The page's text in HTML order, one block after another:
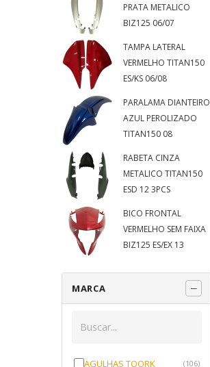
PRATA METALICO
BIZ125 06/07
TAMPA LATERAL
VERMELHO TITAN150
ES/KS 06/08
PARALAMA DIANTEIRO
AZUL PEROLIZADO
TITAN150 08
RABETA CINZA
METALICO TITAN150
ESD 12 3PCS
BICO FRONTAL
VERMELHO SEM FAIXA
BIZ125 ES/EX 13
MARCA
AGULHAS TOORK (106)